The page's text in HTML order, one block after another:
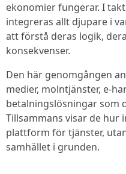
ekonomier fungerar. I
integreras allt djupare i
att förstå deras logik,
konsekvenser.
Den här genomgången
medier, molntjänster, e-
betalningslösningar som
Tillsammans visar de hur
plattform för tjänster,
samhället i grunden.